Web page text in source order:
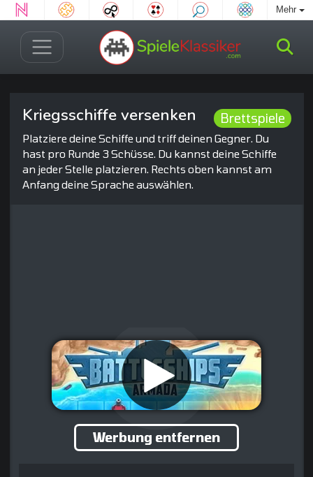
Mehr
Brettspiele
Kriegsschiffe versenken
Platziere deine Schiffe und triff deinen Gegner. Du
hast pro Runde 3 Schüsse. Du kannst deine Schiffe
an jeder Stelle platzieren. Rechts oben kannst am
Anfang deine Sprache auswählen.
Werbung entfernen